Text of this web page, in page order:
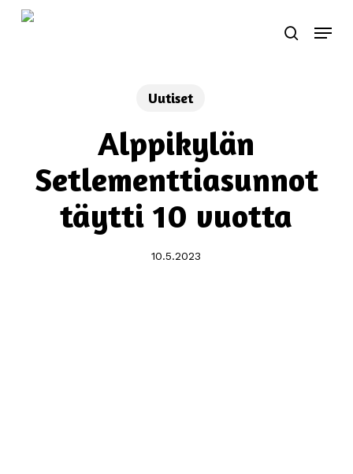
Skip
search
Menu
Uutiset
Alppikylän
Setlementtiasunnot
täytti 10 vuotta
10.5.2023